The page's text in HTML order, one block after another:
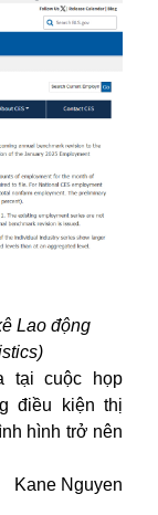
Lao động
tại cuộc họp
điều kiện thị
hình trở nên
Kane Nguyen